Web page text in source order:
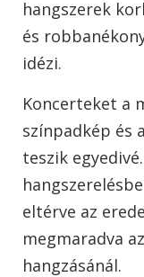
hangszerek
és
idézi.
Koncerteket a
színpadkép és
teszik
eltérve az
megmaradva
hangzásánál.